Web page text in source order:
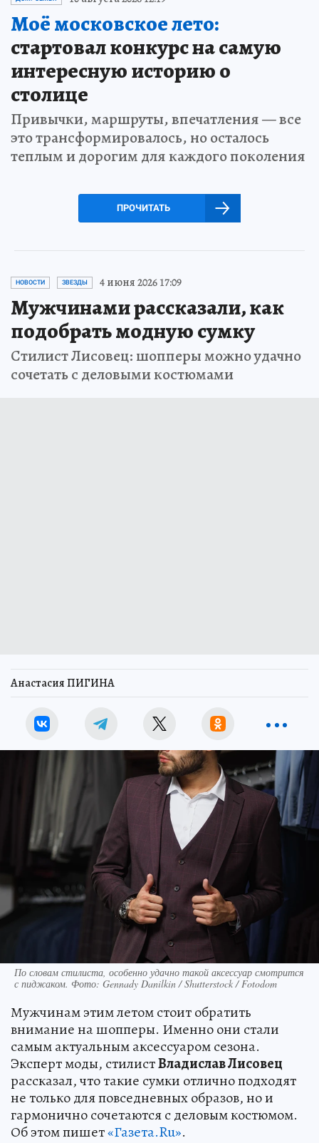
Моё московское лето:
стартовал конкурс на самую
интересную историю о
столице
Привычки, маршруты, впечатления — все
это трансформировалось, но осталось
теплым и дорогим для каждого поколения
ПРОЧИТАТЬ
НОВОСТИ ЗВЕЗДЫ 4 июня 2026 17:09
Мужчинами рассказали, как
подобрать модную сумку
Стилист Лисовец: шопперы можно удачно
сочетать с деловыми костюмами
Анастасия ПИГИНА
По словам стилиста, особенно удачно такой аксессуар смотрится
с пиджаком. Фото: Gennady Danilkin / Shutterstock / Fotodom
Мужчинам этим летом стоит обратить
внимание на шопперы. Именно они стали
самым актуальным аксессуаром сезона.
Эксперт моды, стилистВладислав Лисовец
рассказал, что такие сумки отлично подходят
не только для повседневных образов, но и
гармонично сочетаются с деловым костюмом.
Об этом пишет«Газета.Ru».